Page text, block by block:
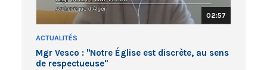
02:57
ACTUALITÉS
Mgr Vesco : "Notre Église est discrète, au sens
de respectueuse"